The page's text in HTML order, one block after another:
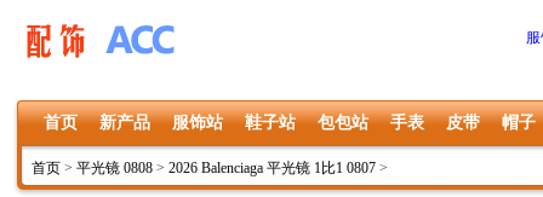
首页 新产品 服饰站 鞋子站 包包站 手表 皮带 帽子
首页 > 平光镜 0808 > 2026 Balenciaga 平光镜 1比1 0807 >